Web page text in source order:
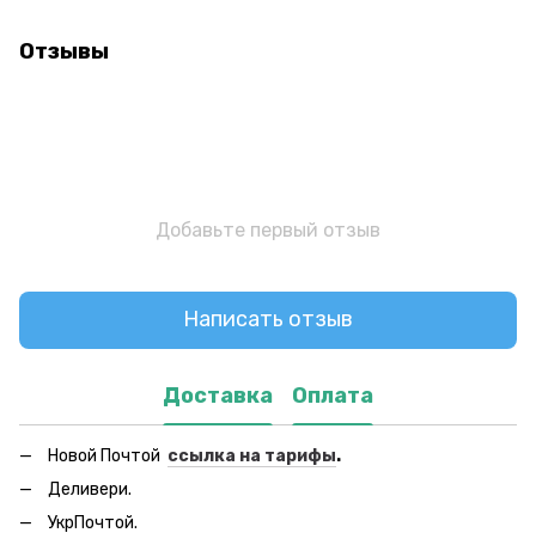
Отзывы
Добавьте первый отзыв
Написать отзыв
Доставка Оплата
Новой Почтой ссылка на тарифы.
Деливери.
УкрПочтой.